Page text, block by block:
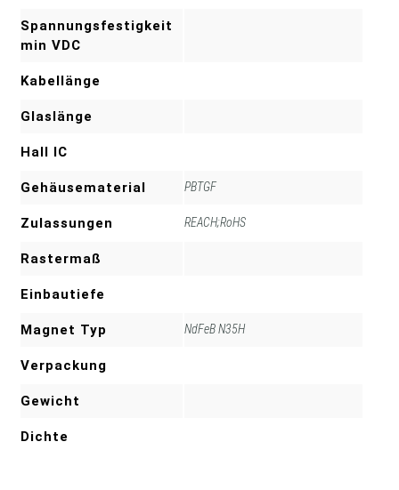
Spannungsfestigkeit
min VDC
Kabellänge
Glaslänge
Hall IC
Gehäusematerial PBTGF
Zulassungen REACH;RoHS
Rastermaß
Einbautiefe
Magnet Typ NdFeB N35H
Verpackung
Gewicht
Dichte